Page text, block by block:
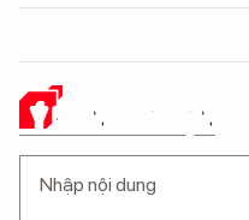
Ý KIẾN CỦA BẠN